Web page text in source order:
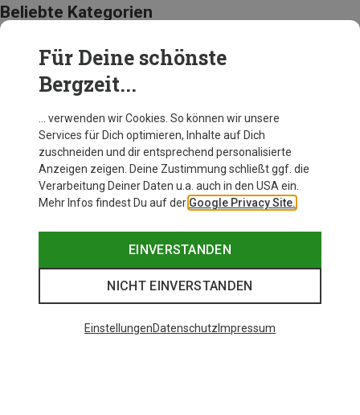
Beliebte Kategorien
BEKLEIDUNG
Für Deine schönste
Bergzeit...
… verwenden wir Cookies. So können wir unsere
Services für Dich optimieren, Inhalte auf Dich
zuschneiden und dir entsprechend personalisierte
Anzeigen zeigen. Deine Zustimmung schließt ggf. die
Verarbeitung Deiner Daten u.a. auch in den USA ein.
Mehr Infos findest Du auf der Google Privacy Site.
EINVERSTANDEN
NICHT EINVERSTANDEN
EinstellungenDatenschutz Impressum